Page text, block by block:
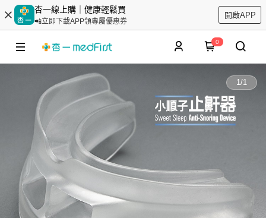
杏一線上購｜健康輕鬆買
📲立即下載APP領專屬優惠券
開啟APP
0
1/1